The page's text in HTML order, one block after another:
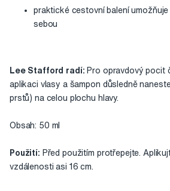
praktické cestovní balení
sebou
Lee Stafford radí: Pro opravdový pocit
aplikaci vlasy a šampon důsledně
prstů) na celou plochu hlavy.
Obsah: 50 ml
Použití: Před použitím protřepejte.
vzdálenosti asi 16 cm.